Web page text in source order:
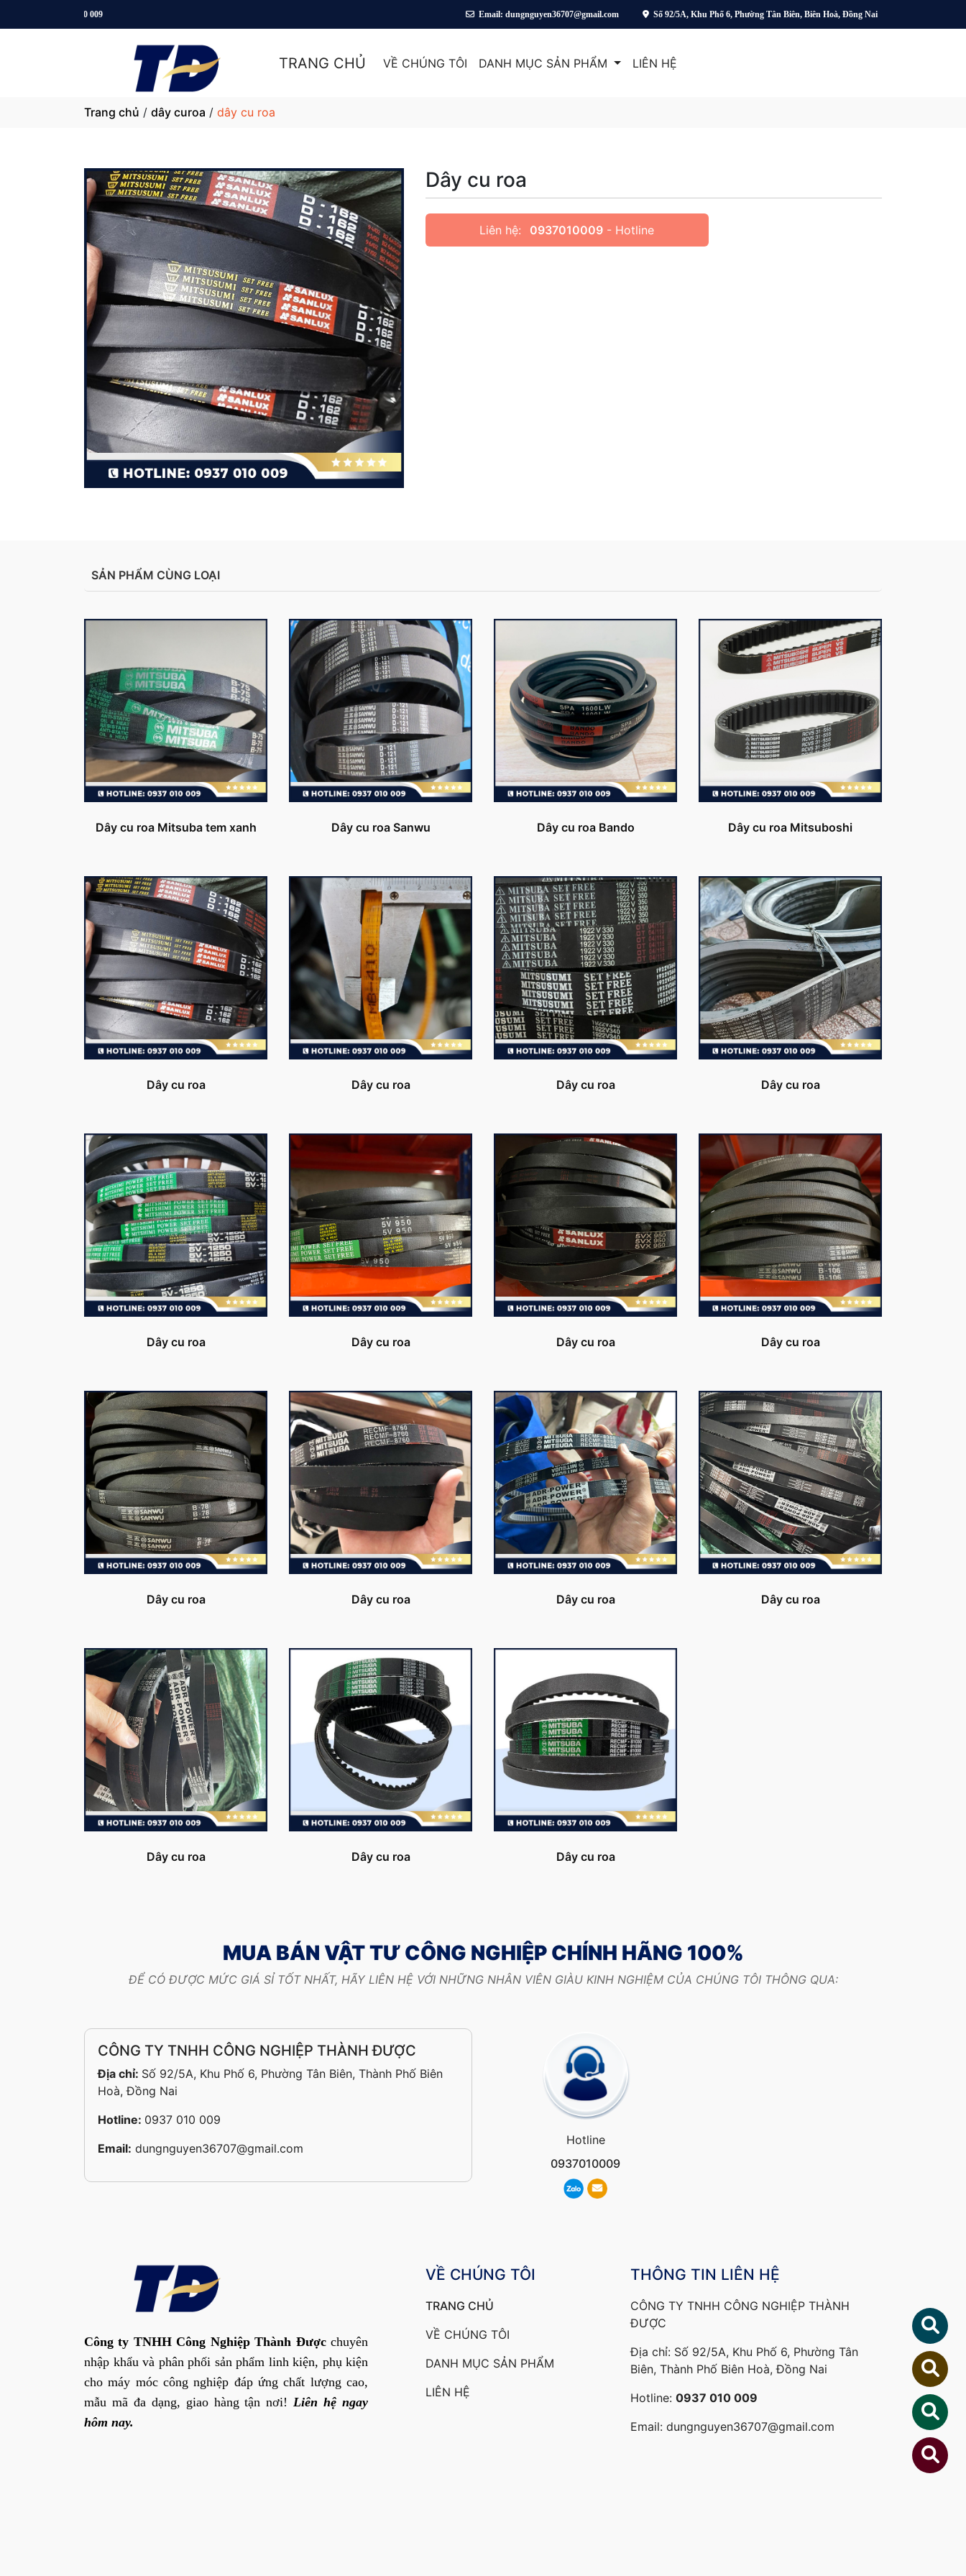
Email: dungnguyen36707@gmail.com Số 92/5A, Khu Phố 6, Phường Tân Biên, Biên Hoà, Đồng Nai
TRANG CHỦ VỀ CHÚNG TÔI DANH MỤC SẢN PHẨM LIÊN HỆ
Trang chủ / dây curoa / dây cu roa
Dây cu roa
Liên hệ: 0937010009 - Hotline
SẢN PHẨM CÙNG LOẠI
Dây cu roa Mitsuba tem xanh Dây cu roa Sanwu Dây cu roa Bando Dây cu roa Mitsuboshi
Dây cu roa Dây cu roa Dây cu roa Dây cu roa
Dây cu roa Dây cu roa Dây cu roa Dây cu roa
Dây cu roa Dây cu roa Dây cu roa Dây cu roa
Dây cu roa Dây cu roa Dây cu roa
MUA BÁN VẬT TƯ CÔNG NGHIỆP CHÍNH HÃNG 100%
ĐỂ CÓ ĐƯỢC MỨC GIÁ SỈ TỐT NHẤT, HÃY LIÊN HỆ VỚI NHỮNG NHÂN VIÊN GIÀU KINH NGHIỆM CỦA CHÚNG TÔI THÔNG QUA:
CÔNG TY TNHH CÔNG NGHIỆP THÀNH ĐƯỢC
Địa chỉ: Số 92/5A, Khu Phố 6, Phường Tân Biên, Thành Phố Biên
Hoà, Đồng Nai
Hotline: 0937 010 009
Email: dungnguyen36707@gmail.com
Hotline
0937010009
Công ty TNHH Công Nghiệp Thành Đượcchuyên
nhập khẩu và phân phối sản phẩm linh kiện, phụ kiện
cho máy móc công nghiệp đáp ứng chất lượng cao,
mẫu mã đa dạng, giao hàng tận nơi!Liên hệ ngay
hôm nay.
VỀ CHÚNG TÔI
TRANG CHỦ
VỀ CHÚNG TÔI
DANH MỤC SẢN PHẨM
LIÊN HỆ
THÔNG TIN LIÊN HỆ
CÔNG TY TNHH CÔNG NGHIỆP THÀNH
ĐƯỢC
Địa chỉ: Số 92/5A, Khu Phố 6, Phường Tân
Biên, Thành Phố Biên Hoà, Đồng Nai
Hotline: 0937 010 009
Email: dungnguyen36707@gmail.com